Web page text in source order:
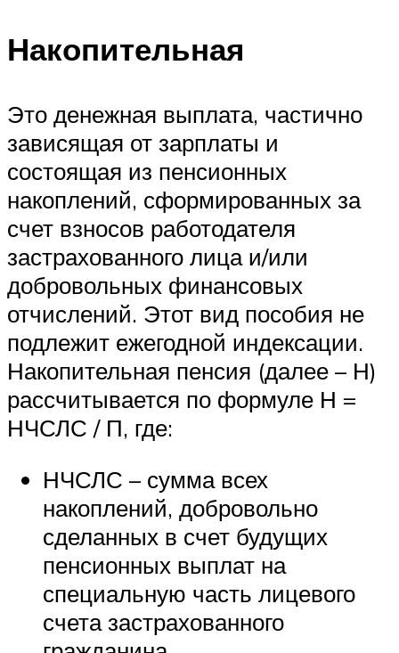
Накопительная
Это денежная выплата, частично
зависящая от зарплаты и
состоящая из пенсионных
накоплений, сформированных за
счет взносов работодателя
застрахованного лица и/или
добровольных финансовых
отчислений. Этот вид пособия не
подлежит ежегодной индексации.
Накопительная пенсия (далее – Н)
рассчитывается по формуле Н =
НЧСЛС / П, где:
НЧСЛС – сумма всех
накоплений, добровольно
сделанных в счет будущих
пенсионных выплат на
специальную часть лицевого
счета застрахованного